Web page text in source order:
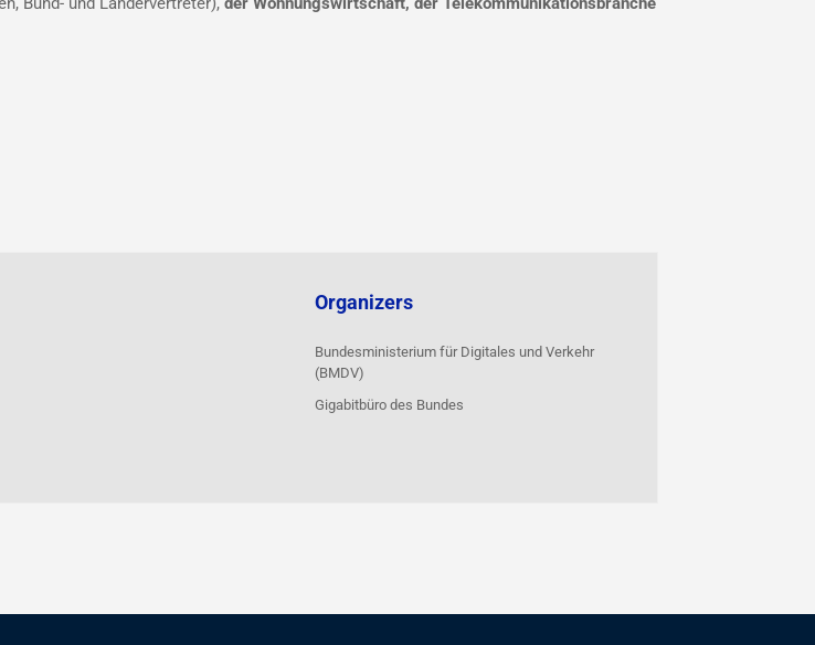
Organizers
Bundesministerium für Digitales und Verkehr
(BMDV)
Gigabitbüro des Bundes